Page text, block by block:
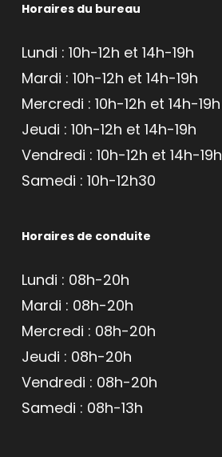
Horaires du bureau
Lundi : 10h-12h et 14h-19h
Mardi : 10h-12h et 14h-19h
Mercredi : 10h-12h et 14h-19h
Jeudi : 10h-12h et 14h-19h
Vendredi : 10h-12h et 14h-19h
Samedi : 10h-12h30
Horaires de conduite
Lundi : 08h-20h
Mardi : 08h-20h
Mercredi : 08h-20h
Jeudi : 08h-20h
Vendredi : 08h-20h
Samedi : 08h-13h